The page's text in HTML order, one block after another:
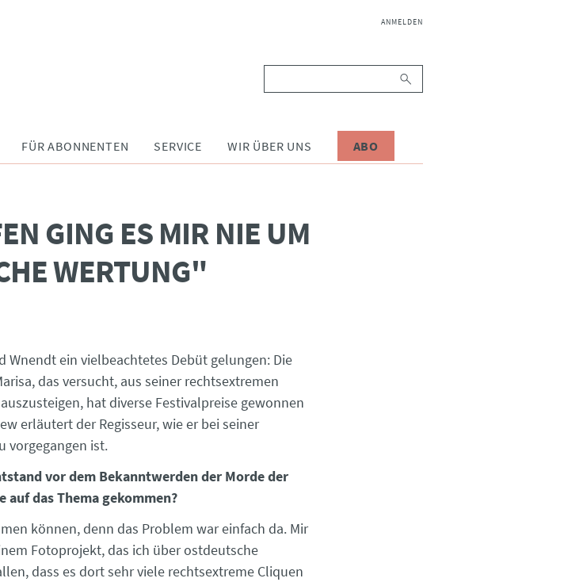
NAVIGATION
ANMELDEN
FÜR ABONNENTEN SERVICE WIR ÜBER UNS ABO
GING ES MIR NIE UM
WERTUNG"
Wnendt ein vielbeachtetes Debüt gelungen: Die
das versucht, aus seiner rechtsextremen
hat diverse Festivalpreise gewonnen
erläutert der Regisseur, wie er bei seiner
vorgegangen ist.
vor dem Bekanntwerden der Morde der
auf das Thema gekommen?
können, denn das Problem war einfach da. Mir
Fotoprojekt, das ich über ostdeutsche
dass es dort sehr viele rechtsextreme Cliquen